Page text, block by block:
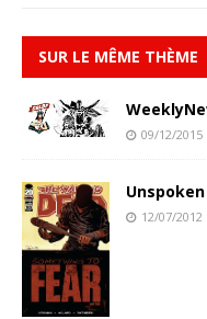
SUR LE MÊME THÈME
09/12/2015
12/07/2012